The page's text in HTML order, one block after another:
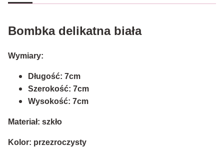
Bombka delikatna biała
Wymiary:
Długość: 7cm
Szerokość: 7cm
Wysokość: 7cm
Materiał: szkło
Kolor: przezroczysty